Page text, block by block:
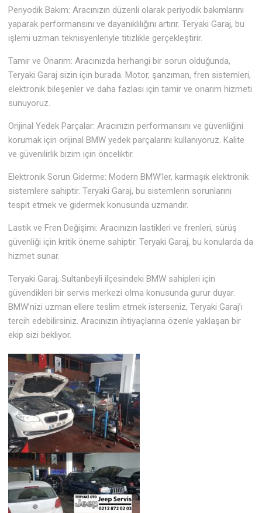
Periyodik Bakım: Aracınızın düzenli olarak periyodik bakımlarını
yaparak performansını ve dayanıklılığını artırır. Teryaki Garaj, bu
işlemi uzman teknisyenleriyle titizlikle gerçekleştirir.
Tamir ve Onarım: Aracınızda herhangi bir sorun olduğunda,
Teryaki Garaj sizin için burada. Motor, şanzıman, fren sistemleri,
elektronik bileşenler ve daha fazlası için tamir ve onarım hizmeti
sunuyoruz.
Orijinal Yedek Parçalar: Aracınızın performansını ve güvenliğini
korumak için orijinal BMW yedek parçalarını kullanıyoruz. Kalite
ve güvenilirlik bizim için önceliktir.
Elektronik Sorun Giderme: Modern BMW’ler, karmaşık elektronik
sistemlere sahiptir. Teryaki Garaj, bu sistemlerin sorunlarını
tespit etmek ve gidermek konusunda uzmandır.
Lastik ve Fren Değişimi: Aracınızın lastikleri ve frenleri, sürüş
güvenliği için kritik öneme sahiptir. Teryaki Garaj, bu konularda da
hizmet sunar.
Teryaki Garaj, Sultanbeyli ilçesindeki BMW sahipleri için
güvendikleri bir servis merkezi olma konusunda gurur duyar.
BMW’nizi uzman ellere teslim etmek isterseniz, Teryaki Garaj’ı
tercih edebilirsiniz. Aracınızın ihtiyaçlarına özenle yaklaşan bir
ekip sizi bekliyor.